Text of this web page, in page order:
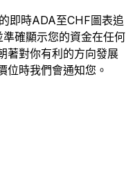
即時ADA至CHF圖表追
確顯示您的資金在任何
著對你有利的方向發展
位時我們會通知您。